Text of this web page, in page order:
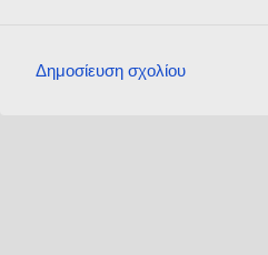
Δημοσίευση σχολίου